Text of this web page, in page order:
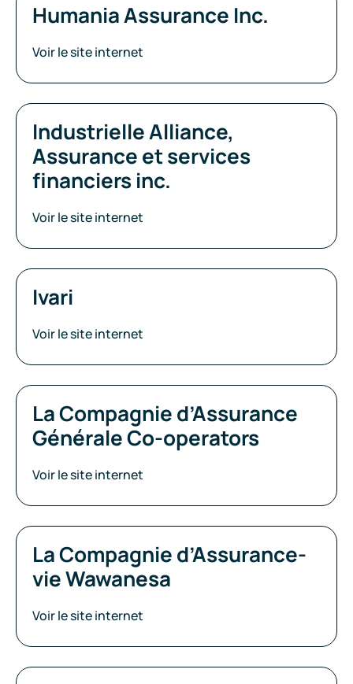
Humania Assurance Inc.
Voir le site internet
Industrielle Alliance,
Assurance et services
financiers inc.
Voir le site internet
Ivari
Voir le site internet
La Compagnie d’Assurance
Générale Co-operators
Voir le site internet
La Compagnie d’Assurance-
vie Wawanesa
Voir le site internet